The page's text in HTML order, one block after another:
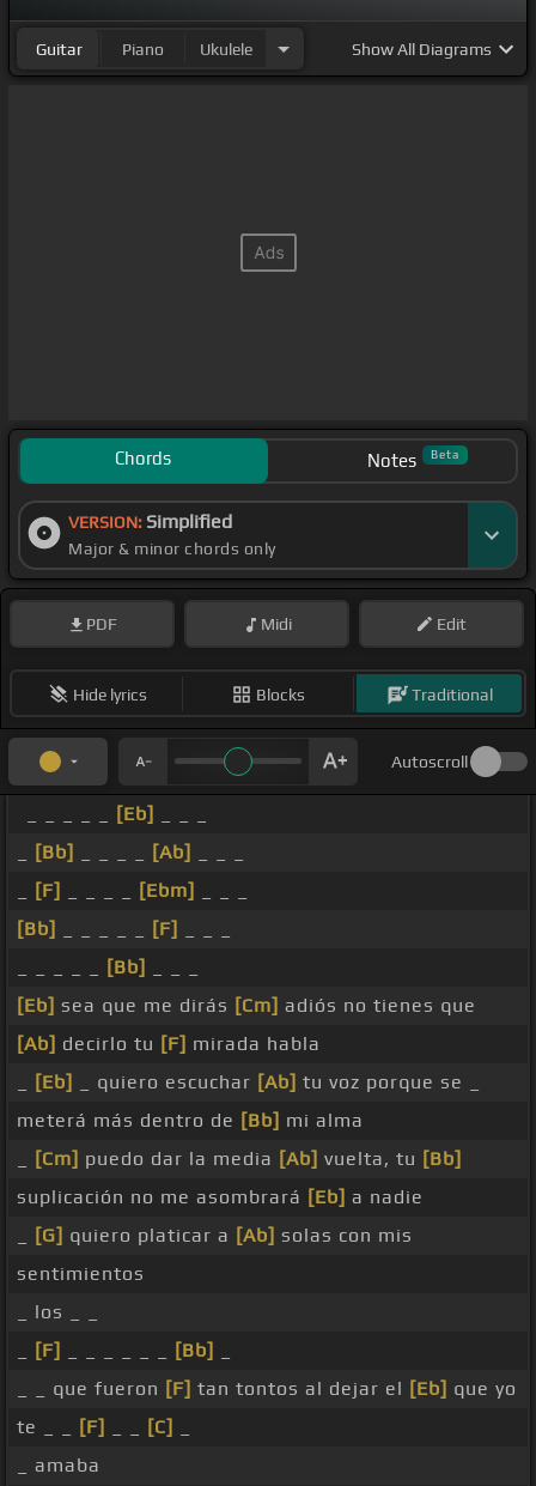
Guitar Piano Ukulele ShowAll Diagrams
Chords Notes Beta
VERSION: Simplified
Major & minor chords only
PDF Midi Edit
Hide lyrics Blocks Traditional
Autoscroll
[Eb]
[Bb] [Ab]
[F] [Ebm]
[Bb]
[F]
[Bb]
[Eb] sea que me dirás [Cm] adiós no tienes que
[Ab] decirlo tu [F] mirada habla
[Eb] _ quiero escuchar [Ab] tu voz porque se _
meterá más dentro de [Bb] mi alma
[Cm] puedo dar la media [Ab] vuelta, tu [Bb]
suplicación no me asombrará [Eb] a nadie
[G] quiero platicar a [Ab] solas con mis
sentimientos
_ los _ _
[F] [Bb]
_ _ que fueron [F] tan tontos al dejar el [Eb] que yo
te _ _
[F] [C]
_ amaba